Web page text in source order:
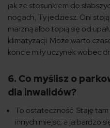
jak ze stosunkiem do
nogach, Ty jedziesz. Oni
marzną albo topią się od
klimatyzacji. Może warto
koncie miły uczynek wobec
6. Co myślisz o
dla inwalidów?
To ostateczność. Staję
innych miejsc, a ja bardzo